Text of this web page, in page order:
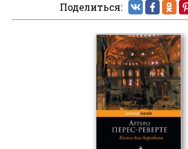
Поделиться: